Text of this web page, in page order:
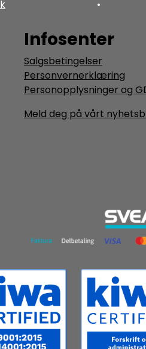
•
Infosenter
Salgsbetingelser
Personvernerklæring
Personopplysninger og
Meld deg på vårt